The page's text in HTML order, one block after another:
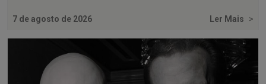
7 de agosto de 2026 Ler Mais >